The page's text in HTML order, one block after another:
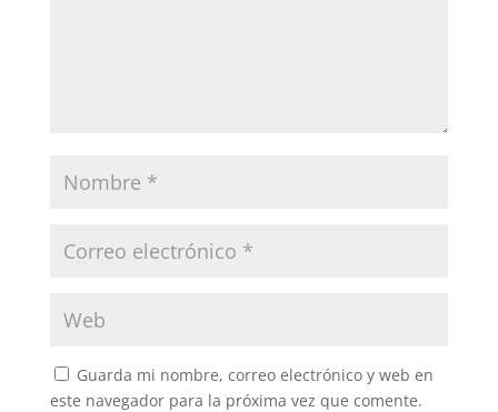
Guarda mi nombre, correo electrónico y web en
este navegador para la próxima vez que comente.